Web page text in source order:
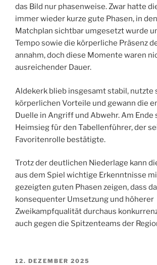
das Bild nur phasenweise. Zwar hatte
immer wieder kurze gute Phasen, in
Matchplan sichtbar umgesetzt wurde
Tempo sowie die körperliche Präsenz
annahm, doch diese Momente waren
ausreichender Dauer.
Aldekerk blieb insgesamt stabil, nutzte
körperlichen Vorteile und gewann die
Duelle in Angriff und Abwehr. Am Ende
Heimsieg für den Tabellenführer, der
Favoritenrolle bestätigte.
Trotz der deutlichen Niederlage kann
aus dem Spiel wichtige Erkenntnisse
gezeigten guten Phasen zeigen, dass
konsequenter Umsetzung und höherer
Zweikampfqualität durchaus
auch gegen die Spitzenteams der
VERÖFFENTLICHT
12. DEZEMBER 2025